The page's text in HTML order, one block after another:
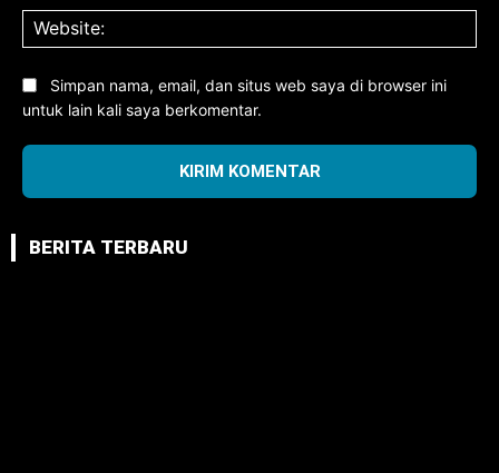
Simpan nama, email, dan situs web saya di browser ini
untuk lain kali saya berkomentar.
BERITA TERBARU